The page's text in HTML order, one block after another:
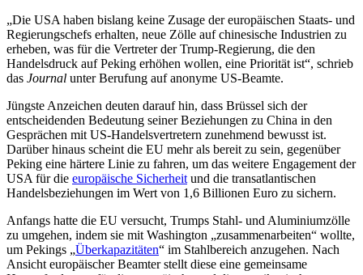
„Die USA haben bislang keine Zusage der europäischen Staats- und
Regierungschefs erhalten, neue Zölle auf chinesische Industrien zu
erheben, was für die Vertreter der Trump-Regierung, die den
Handelsdruck auf Peking erhöhen wollen, eine Priorität ist“, schrieb
das Journal unter Berufung auf anonyme US-Beamte.
Jüngste Anzeichen deuten darauf hin, dass Brüssel sich der
entscheidenden Bedeutung seiner Beziehungen zu China in den
Gesprächen mit US-Handelsvertretern zunehmend bewusst ist.
Darüber hinaus scheint die EU mehr als bereit zu sein, gegenüber
Peking eine härtere Linie zu fahren, um das weitere Engagement der
USA für die europäische Sicherheit und die transatlantischen
Handelsbeziehungen im Wert von 1,6 Billionen Euro zu sichern.
Anfangs hatte die EU versucht, Trumps Stahl- und Aluminiumzölle
zu umgehen, indem sie mit Washington „zusammenarbeiten“ wollte,
um Pekings „Überkapazitäten“ im Stahlbereich anzugehen. Nach
Ansicht europäischer Beamter stellt diese eine gemeinsame